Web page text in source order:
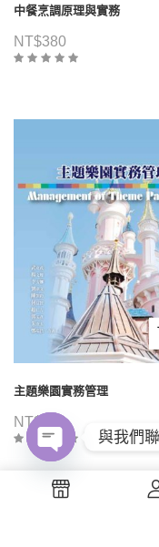
中餐烹調原理與實務
NT$380
主題樂園實務管理
NT$ 480
與我們
chaty